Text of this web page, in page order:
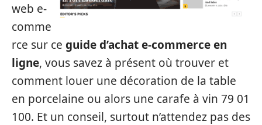
web e-
comme
rce sur ce guide d’achat e-commerce en
ligne, vous savez à présent où trouver et
comment louer une décoration de la table
en porcelaine ou alors une carafe à vin 79 01
100. Et un conseil, surtout n’attendez pas des